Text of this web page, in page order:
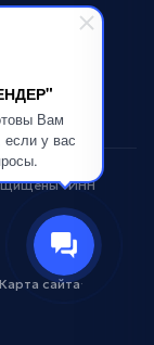
Вам
у вас
· ИНН
Карта сайта·